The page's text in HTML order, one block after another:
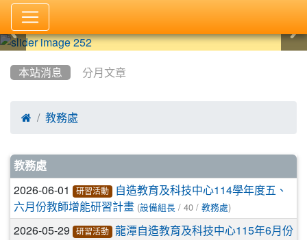
本站消息 分月文章
 教務處
文章列表
教務處
2026-06-01 研習活動
自造教育及科技中心114學年度五、
六月份教師增能研習計畫 (設備組長 / 40 / 教務處)
2026-05-29 研習活動
龍潭自造教育及科技中心115年6月份